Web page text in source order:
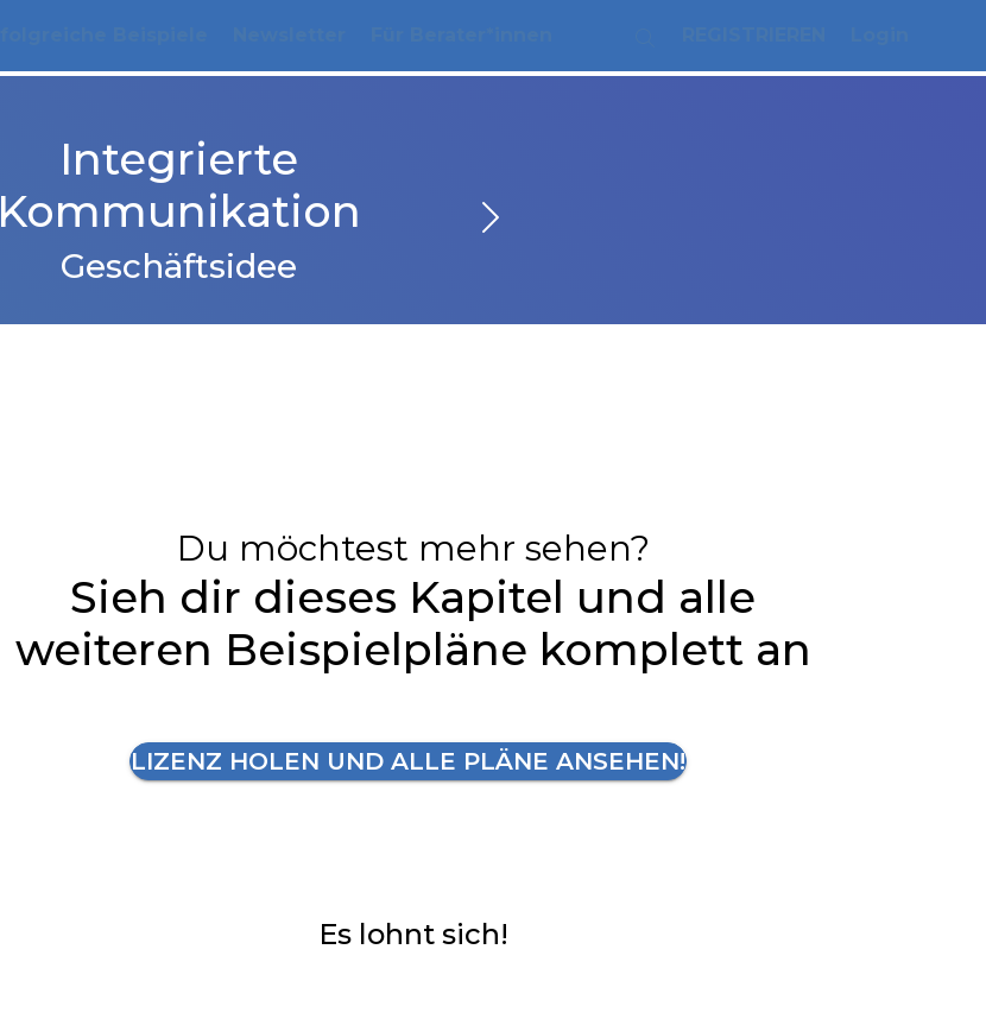
Integrierte
Kommunikation
Geschäftsidee
Du möchtest mehr sehen?
Sieh dir dieses Kapitel und alle
weiteren Beispielpläne komplett an
LIZENZ HOLEN UND ALLE PLÄNE ANSEHEN!
Es lohnt sich!